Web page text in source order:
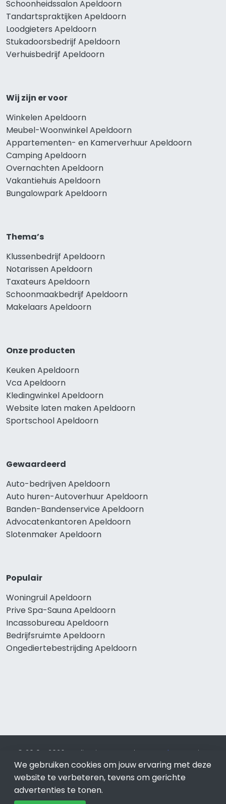
Schoonheidssalon Apeldoorn
Tandartspraktijken Apeldoorn
Loodgieters Apeldoorn
Stukadoorsbedrijf Apeldoorn
Verhuisbedrijf Apeldoorn
Wij zijn er voor
Winkelen Apeldoorn
Meubel-Woonwinkel Apeldoorn
Appartementen- en Kamerverhuur Apeldoorn
Camping Apeldoorn
Overnachten Apeldoorn
Vakantiehuis Apeldoorn
Bungalowpark Apeldoorn
Thema’s
Klussenbedrijf Apeldoorn
Notarissen Apeldoorn
Taxateurs Apeldoorn
Schoonmaakbedrijf Apeldoorn
Makelaars Apeldoorn
Onze producten
Keuken Apeldoorn
Vca Apeldoorn
Kledingwinkel Apeldoorn
Website laten maken Apeldoorn
Sportschool Apeldoorn
Gewaardeerd
Auto-bedrijven Apeldoorn
Auto huren-Autoverhuur Apeldoorn
Banden-Bandenservice Apeldoorn
Advocatenkantoren Apeldoorn
Slotenmaker Apeldoorn
Populair
Woningruil Apeldoorn
Prive Spa-Sauna Apeldoorn
Incassobureau Apeldoorn
Bedrijfsruimte Apeldoorn
Ongediertebestrijding Apeldoorn
© 2019 - 2026 Realisatie en SEO door SEO-bureau
Lion
Internet. Betaal alleen voor bewezen resultaten?SEO
optimalisatie No Cure No Pay.Apeldoornis onderdeel van
Lion Internet.
We gebruiken cookies om jouw ervaring met deze
website te verbeteren, tevens om gerichte
advertenties te tonen.